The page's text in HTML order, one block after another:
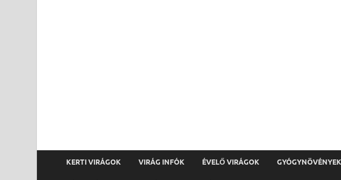
KERTI VIRÁGOK VIRÁG INFÓK ÉVELŐ VIRÁGOK GYÓGYNÖVÉNYEK